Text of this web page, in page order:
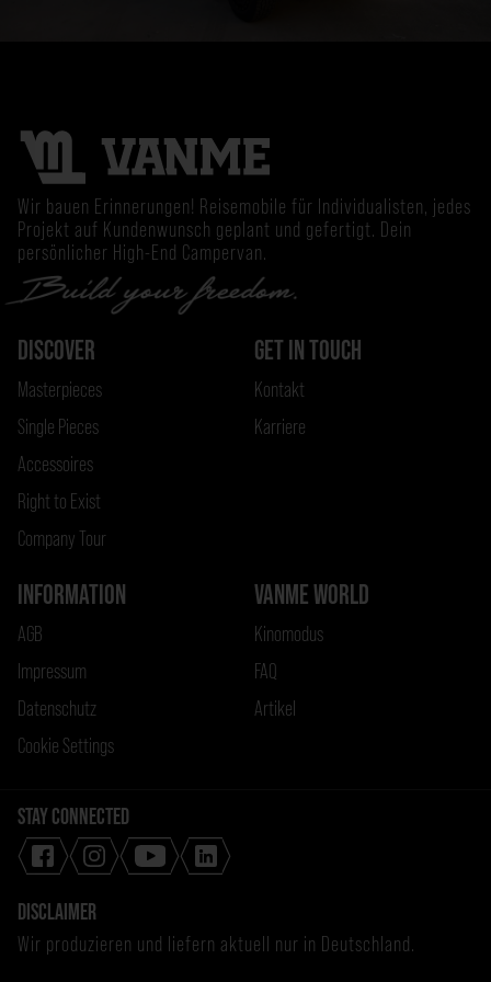
Wir bauen Erinnerungen! Reisemobile für Individualisten, jedes
Projekt auf Kundenwunsch geplant und gefertigt. Dein
persönlicher High-End Campervan.
DISCOVER
Masterpieces
Single Pieces
Accessoires
Right to Exist
Company Tour
GET IN TOUCH
Kontakt
Karriere
INFORMATION
AGB
Impressum
Datenschutz
Cookie Settings
VANME WORLD
Kinomodus
FAQ
Artikel
STAY CONNECTED
DISCLAIMER
Wir produzieren und liefern aktuell nur in Deutschland.